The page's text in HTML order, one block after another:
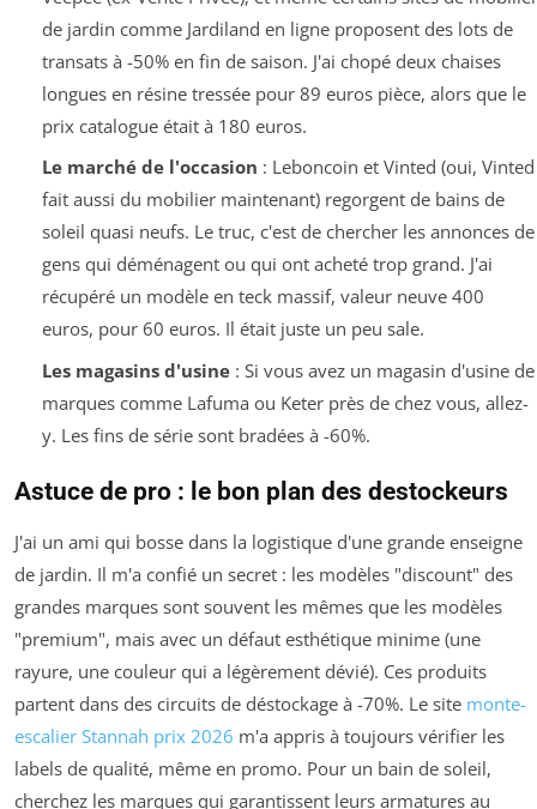
de jardin comme Jardiland en ligne proposent des lots de
transats à -50% en fin de saison. J'ai chopé deux chaises
longues en résine tressée pour 89 euros pièce, alors que le
prix catalogue était à 180 euros.
Le marché de l'occasion : Leboncoin et Vinted (oui, Vinted
fait aussi du mobilier maintenant) regorgent de bains de
soleil quasi neufs. Le truc, c'est de chercher les annonces de
gens qui déménagent ou qui ont acheté trop grand. J'ai
récupéré un modèle en teck massif, valeur neuve 400
euros, pour 60 euros. Il était juste un peu sale.
Les magasins d'usine: Si vous avez un magasin d'usine de
marques comme Lafuma ou Keter près de chez vous, allez-
y. Les fins de série sont bradées à -60%.
Astuce de pro : le bon plan des destockeurs
J'ai un ami qui bosse dans la logistique d'une grande enseigne
de jardin. Il m'a confié un secret : les modèles "discount" des
grandes marques sont souvent les mêmes que les modèles
"premium", mais avec un défaut esthétique minime (une
rayure, une couleur qui a légèrement dévié). Ces produits
partent dans des circuits de déstockage à -70%. Le site monte-
escalier Stannah prix 2026 m'a appris à toujours vérifier les
labels de qualité, même en promo. Pour un bain de soleil,
cherchez les marques qui garantissent leurs armatures au